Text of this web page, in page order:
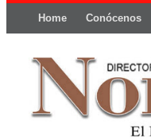
Home Conócenos